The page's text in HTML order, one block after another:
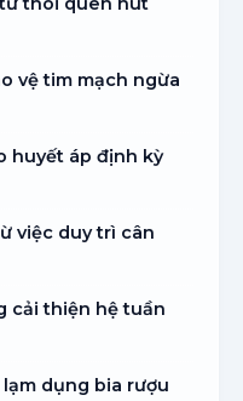
vệ tim mạch ngừa
huyết áp định kỳ
việc duy trì cân
cải thiện hệ tuần
dụng bia rượu